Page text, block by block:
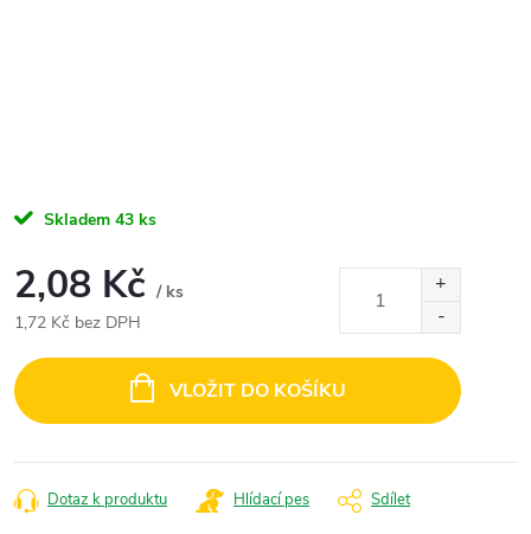
Skladem 43 ks
2,08 Kč / ks
1,72 Kč bez DPH
cena:
VLOŽIT DO KOŠÍKU
Dotaz k produktu Hlídací pes Sdílet